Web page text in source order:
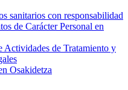
sanitarios con responsabilidad
de Carácter Personal en
Actividades de Tratamiento y
Osakidetza